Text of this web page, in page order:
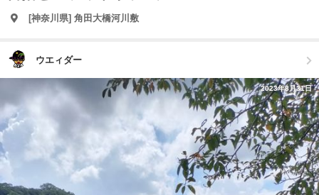
[神奈川県] 角田大橋河川敷
ウエィダー
2023年8月31日